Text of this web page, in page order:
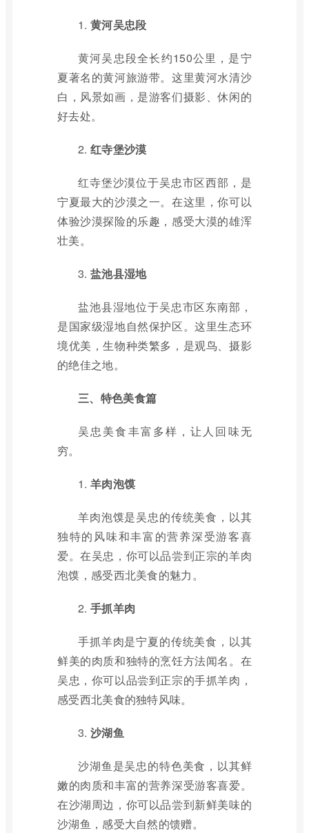
1. 黄河吴忠段
黄河吴忠段全长约150公里，是宁
夏著名的黄河旅游带。这里黄河水清沙
白，风景如画，是游客们摄影、休闲的
好去处。
2. 红寺堡沙漠
红寺堡沙漠位于吴忠市区西部，是
宁夏最大的沙漠之一。在这里，你可以
体验沙漠探险的乐趣，感受大漠的雄浑
壮美。
3. 盐池县湿地
盐池县湿地位于吴忠市区东南部，
是国家级湿地自然保护区。这里生态环
境优美，生物种类繁多，是观鸟、摄影
的绝佳之地。
三、特色美食篇
吴忠美食丰富多样，让人回味无
穷。
1. 羊肉泡馍
羊肉泡馍是吴忠的传统美食，以其
独特的风味和丰富的营养深受游客喜
爱。在吴忠，你可以品尝到正宗的羊肉
泡馍，感受西北美食的魅力。
2. 手抓羊肉
手抓羊肉是宁夏的传统美食，以其
鲜美的肉质和独特的烹饪方法闻名。在
吴忠，你可以品尝到正宗的手抓羊肉，
感受西北美食的独特风味。
3. 沙湖鱼
沙湖鱼是吴忠的特色美食，以其鲜
嫩的肉质和丰富的营养深受游客喜爱。
在沙湖周边，你可以品尝到新鲜美味的
沙湖鱼，感受大自然的馈赠。